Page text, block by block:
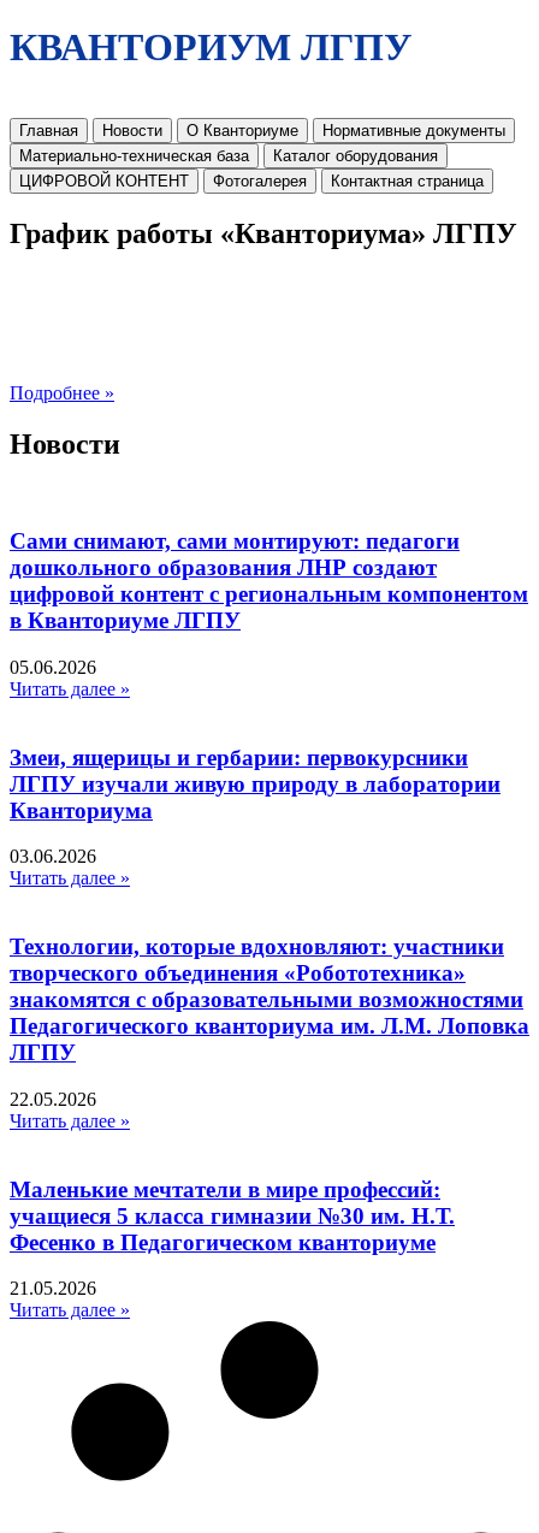
КВАНТОРИУМ ЛГПУ
Главная Новости О Кванториуме
Нормативные документы
Материально-техническая база
Каталог оборудования
ЦИФРОВОЙ КОНТЕНТ
Фотогалерея Контактная страница
График работы «Кванториума» ЛГПУ
Подробнее »
Новости
Сами снимают, сами монтируют: педагоги
дошкольного образования ЛНР создают
цифровой контент с региональным компонентом
в Кванториуме ЛГПУ​
05.06.2026
Читать далее »
Змеи, ящерицы и гербарии: первокурсники
ЛГПУ изучали живую природу в лаборатории
Кванториума
03.06.2026
Читать далее »
Технологии, которые вдохновляют: участники
творческого объединения «Робототехника»
знакомятся с образовательными возможностями
Педагогического кванториума им. Л.М. Лоповка
ЛГПУ
22.05.2026
Читать далее »
Маленькие мечтатели в мире профессий:
учащиеся 5 класса гимназии №30 им. Н.Т.
Фесенко в Педагогическом кванториуме
21.05.2026
Читать далее »